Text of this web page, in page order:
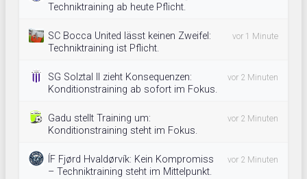
Techniktraining ab heute Pflicht.
SC Bocca United lässt keinen Zweifel:
Techniktraining ist Pflicht.
vor 1 Minute
SG Solztal II zieht Konsequenzen:
Konditionstraining ab sofort im Fokus.
vor 2 Minuten
Gadu stellt Training um:
Konditionstraining steht im Fokus.
vor 2 Minuten
ÍF Fjørd Hvaldørvík: Kein Kompromiss
– Techniktraining steht im Mittelpunkt.
vor 2 Minuten